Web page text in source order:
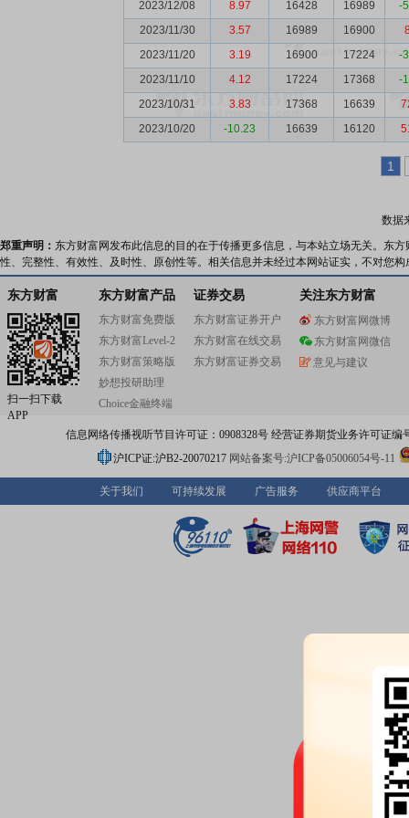
2023/12/08
8.97 16428 16989
-
2023/11/30
3.57 16989 16900
2023/11/20
3.19 16900 17224
-
2023/11/10
4.12 17224 17368
-
2023/10/31
3.83 17368 16639
2023/10/20
-10.23 16639 16120
1
数据
郑重声明： 东方财富网发布此信息的目的在于传播更多信息，与本站立场无关。东
性、完整性、有效性、及时性、原创性等。相关信息并未经过本网站证实，不对您
东方财富
扫一扫下载
APP
东方财富产品
东方财富免费版
东方财富Level-2
东方财富策略版
妙想投研助理
Choice金融终端
证券交易
东方财富证券开户
东方财富在线交易
东方财富证券交易
关注东方财富
东方财富网微博
东方财富网微信
意见与建议
信息网络传播视听节目许可证：0908328号 经营证券期货业务许可证编
沪ICP证:沪B2-20070217 网站备案号:沪ICP备05006054号-11
关于我们 可持续发展 广告服务 供应商平台